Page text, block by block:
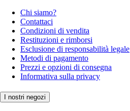
Chi siamo?
Contattaci
Condizioni di vendita
Restituzioni e rimborsi
Esclusione di responsabilità legale
Metodi di pagamento
Prezzi e opzioni di consegna
Informativa sulla privacy
I nostri negozi